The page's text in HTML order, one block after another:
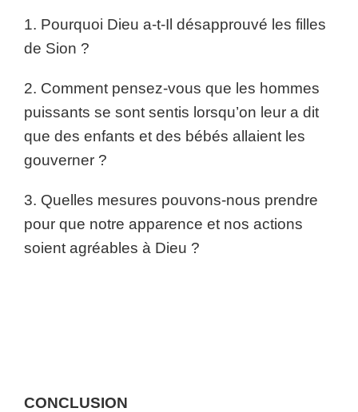
1. Pourquoi Dieu a-t-Il désapprouvé les filles
de Sion ?
2. Comment pensez-vous que les hommes
puissants se sont sentis lorsqu’on leur a dit
que des enfants et des bébés allaient les
gouverner ?
3. Quelles mesures pouvons-nous prendre
pour que notre apparence et nos actions
soient agréables à Dieu ?
CONCLUSION